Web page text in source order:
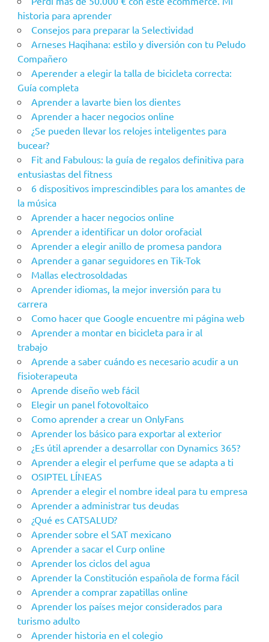
historia para aprender
Consejos para preparar la Selectividad
Arneses Haqihana: estilo y diversión con tu Peludo
Compañero
Aperender a elegir la talla de bicicleta correcta:
Guía completa
Aprender a lavarte bien los dientes
Aprender a hacer negocios online
¿Se pueden llevar los relojes inteligentes para
bucear?
Fit and Fabulous: la guía de regalos definitiva para
entusiastas del fitness
6 dispositivos imprescindibles para los amantes de
la música
Aprender a hacer negocios online
Aprender a identificar un dolor orofacial
Aprender a elegir anillo de promesa pandora
Aprender a ganar seguidores en Tik-Tok
Mallas electrosoldadas
Aprender idiomas, la mejor inversión para tu
carrera
Como hacer que Google encuentre mi página web
Aprender a montar en bicicleta para ir al
trabajo
Aprende a saber cuándo es necesario acudir a un
fisioterapeuta
Aprende diseño web fácil
Elegir un panel fotovoltaico
Como aprender a crear un OnlyFans
Aprender los básico para exportar al exterior
¿Es útil aprender a desarrollar con Dynamics 365?
Aprender a elegir el perfume que se adapta a ti
OSIPTEL LÍNEAS
Aprender a elegir el nombre ideal para tu empresa
Aprender a administrar tus deudas
¿Qué es CATSALUD?
Aprender sobre el SAT mexicano
Aprender a sacar el Curp online
Aprender los ciclos del agua
Aprender la Constitución española de forma fácil
Aprender a comprar zapatillas online
Aprender los países mejor considerados para
turismo adulto
Aprender historia en el colegio